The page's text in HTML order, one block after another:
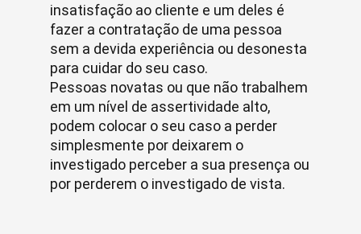
insatisfação ao cliente e um deles é
fazer a contratação de uma pessoa
sem a devida experiência ou desonesta
para cuidar do seu caso.
Pessoas novatas ou que não trabalhem
em um nível de assertividade alto,
podem colocar o seu caso a perder
simplesmente por deixarem o
investigado perceber a sua presença ou
por perderem o investigado de vista.